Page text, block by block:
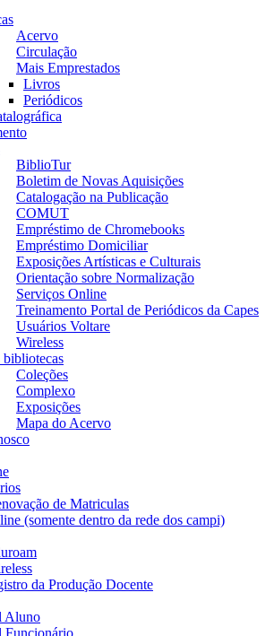
Acervo
Circulação
Mais Emprestados
Livros
Periódicos
BiblioTur
Boletim de Novas Aquisições
Catalogação na Publicação
COMUT
Empréstimo de Chromebooks
Empréstimo Domiciliar
Exposições Artísticas e Culturais
Orientação sobre Normalização
Serviços Online
Treinamento Portal de Periódicos da Capes
Usuários Voltare
Wireless
bibliotecas
Coleções
Complexo
Exposições
Mapa do Acervo
de Matriculas
(somente dentro da rede dos campi)
da Produção Docente
Aluno